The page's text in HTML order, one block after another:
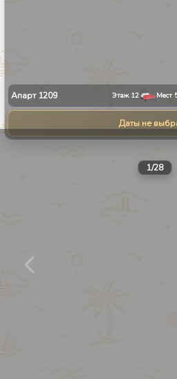
Апарт 1209 Этаж 12 Мест
Даты не
1/28